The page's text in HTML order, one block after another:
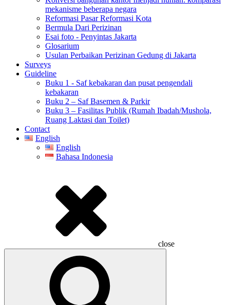
mekanisme beberapa negara
Reformasi Pasar Reformasi Kota
Bermula Dari Perizinan
Esai foto - Penyintas Jakarta
Glosarium
Usulan Perbaikan Perizinan Gedung di Jakarta
Surveys
Guideline
Buku 1 - Saf kebakaran dan pusat pengendali
kebakaran
Buku 2 – Saf Basemen & Parkir
Buku 3 – Fasilitas Publik (Rumah Ibadah/Mushola,
Ruang Laktasi dan Toilet)
Contact
English
English
Bahasa Indonesia
close